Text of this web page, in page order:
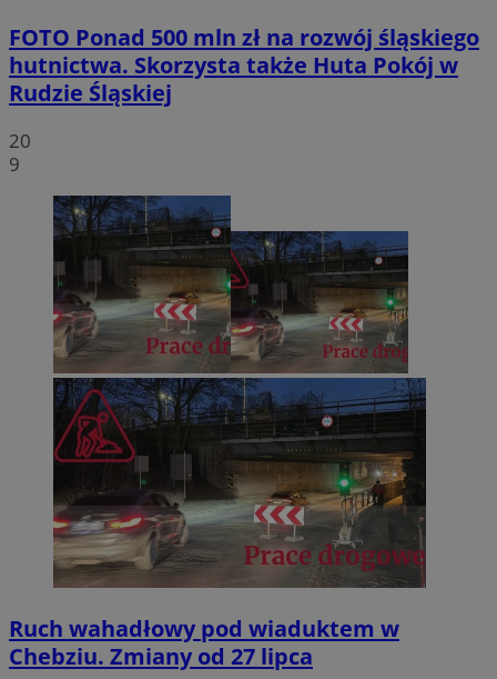
FOTO Ponad 500 mln zł na rozwój śląskiego
hutnictwa. Skorzysta także Huta Pokój w
Rudzie Śląskiej
20
9
Ruch wahadłowy pod wiaduktem w
Chebziu. Zmiany od 27 lipca